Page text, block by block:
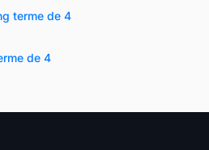
terme de 4
de 4